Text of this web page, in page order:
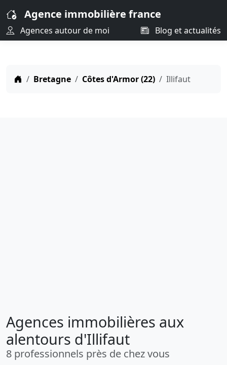
Agence immobilière france
Agences autour de moi Blog et actualités
Bretagne Côtes d'Armor (22) Illifaut
Agences immobilières aux
alentours d'Illifaut
8 professionnels près de chez vous